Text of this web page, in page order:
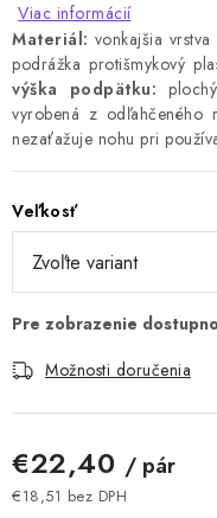
Viac informácií
Materiál: vonkajšia
podrážka protišmykový
výška podpätku:
vyrobená z odľahčeného
nezaťažuje nohu pri
Veľkosť
Možnosti doručenia
€22,40 / pár
€18,51 bez DPH